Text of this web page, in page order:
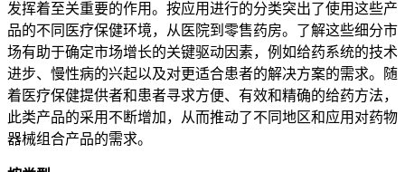
发挥着至关重要的作用。按应用进行的分类突出了使用这些产
品的不同医疗保健环境，从医院到零售药房。了解这些细分市
场有助于确定市场增长的关键驱动因素，例如给药系统的技术
进步、慢性病的兴起以及对更适合患者的解决方案的需求。随
着医疗保健提供者和患者寻求方便、有效和精确的给药方法，
此类产品的采用不断增加，从而推动了不同地区和应用对药物
器械组合产品的需求。